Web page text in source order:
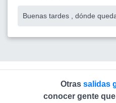
Buenas tardes , dónde
Otras salidas
conocer gente